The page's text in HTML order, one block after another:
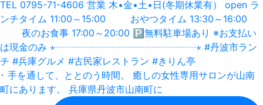
･ 手を通して、ととのう時間。 癒しの女性専用サロンが山南
町にあります。 兵庫県丹波市山南町に